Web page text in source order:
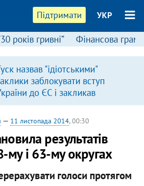
Підтримати УКР
років гривні” Фінансова
назвав "ідіотськими"
заблокувати вступ
до ЄС і закликав
антиукраїнську
риторику
— 11 листопада 2014, 00:30
результатів
му і 63-му округах
голоси протягом